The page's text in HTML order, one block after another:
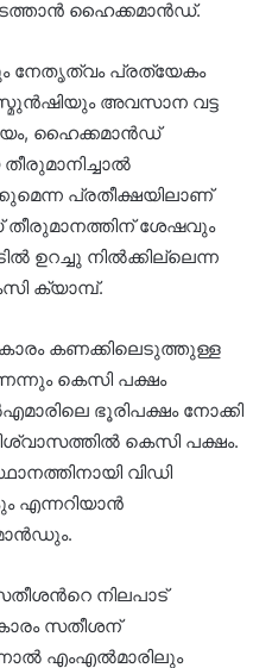
നടത്താൻ ഹൈക്കമാൻഡ്.
പ്രത്യേകം
അവസാന വട്ട
ഹൈക്കമാൻഡ്
പ്രതീക്ഷയിലാണ്
ശേഷവും
ഉറച്ചു നിൽക്കില്ലെന്ന
ക്യാമ്പ്.
കണക്കിലെടുത്തുള്ള
കെസി പക്ഷം
ഭൂരിപക്ഷം നോക്കി
കെസി പക്ഷം.
വിഡി
എന്നറിയാൻ
നിലപാട്
സതീശന്
എംഎൽമാരിലും